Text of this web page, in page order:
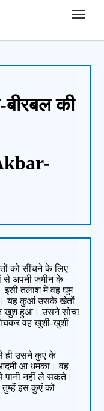
की
को सींचने के लिए
से अपनी जमीन के
तलाश में वह घूम
यह कुआं उसके खेतों
खुश हुआ। उसने सोचा
वह खुशी-खुशी
ही उसने कुएं के
आ धमका। वह
नहीं ले सकते।
तुम्हें इस कुएं को